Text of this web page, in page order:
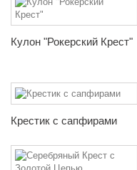
Кулон "Рокерский Крест"
Крестик с сапфирами